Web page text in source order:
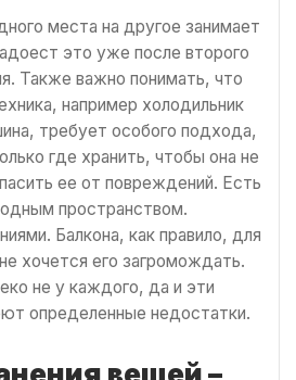
места на другое занимает
это уже после второго
Также важно понимать, что
например холодильник
требует особого подхода,
где хранить, чтобы она не
ее от повреждений. Есть
пространством.
Балкона, как правило, для
хочется его загромождать.
не у каждого, да и эти
определенные недостатки.